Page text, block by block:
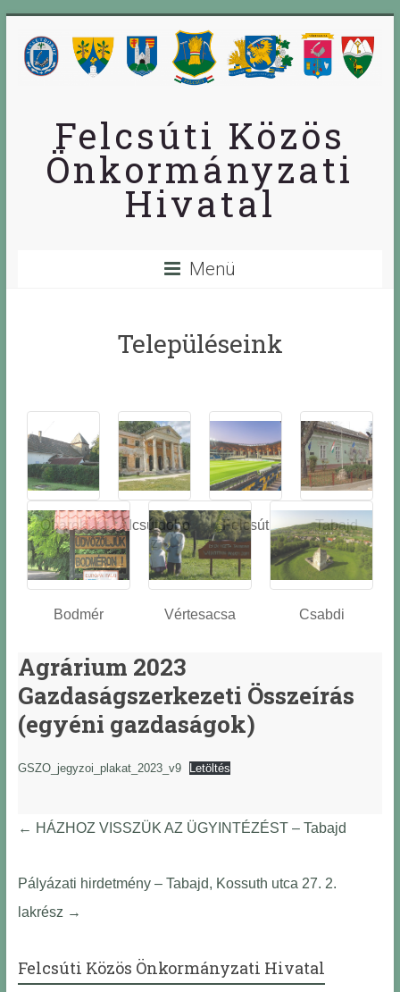
Felcsúti Közös
Önkormányzati
Hivatal
Menü
Településeink
Óbarok
Alcsútdobo
z
Felcsút Tabajd
Bodmér Vértesacsa Csabdi
Agrárium 2023
Gazdaságszerkezeti Összeírás
(egyéni gazdaságok)
GSZO_jegyzoi_plakat_2023_v9 Letöltés
← HÁZHOZ VISSZÜK AZ ÜGYINTÉZÉST – Tabajd
Pályázati hirdetmény – Tabajd, Kossuth utca 27. 2.
lakrész →
Felcsúti Közös Önkormányzati Hivatal